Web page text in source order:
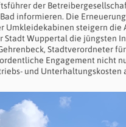
der
informieren. Die
Umkleidekabinen steigern die
Stadt Wuppertal die jüngsten
Stadtverordneter
Engagement nicht
und Unterhaltungskosten